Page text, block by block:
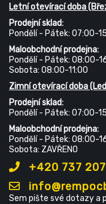
Letní otevírací doba
Prodejní sklad:
Pondělí - Pátek: 07:00-
Maloobchodní prodejna:
Pondělí - Pátek: 08:00-
Sobota: 08:00-11:00
Zimní otevírací doba
Prodejní sklad:
Pondělí - Pátek: 07:00-
Maloobchodní prodejna:
Pondělí - Pátek: 08:00-
Sobota: ZAVŘENO
+420 737
Sem pište své dotazy a